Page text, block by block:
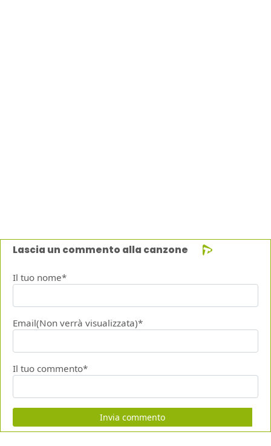
Lascia un commento alla canzone
Il tuo nome*
Email(Non verrà visualizzata)*
Il tuo commento*
Invia commento